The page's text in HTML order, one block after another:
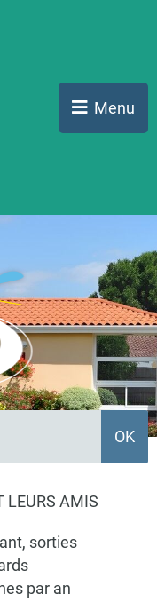
Menu
OK
LEURS AMIS
sorties
par an